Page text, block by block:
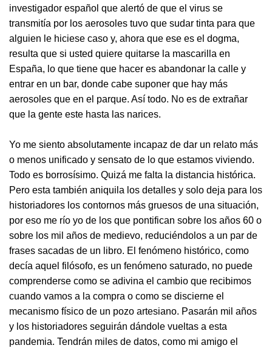
investigador español que alertó de que el virus se
transmitía por los aerosoles tuvo que sudar tinta para que
alguien le hiciese caso y, ahora que ese es el dogma,
resulta que si usted quiere quitarse la mascarilla en
España, lo que tiene que hacer es abandonar la calle y
entrar en un bar, donde cabe suponer que hay más
aerosoles que en el parque. Así todo. No es de extrañar
que la gente este hasta las narices.
Yo me siento absolutamente incapaz de dar un relato más
o menos unificado y sensato de lo que estamos viviendo.
Todo es borrosísimo. Quizá me falta la distancia histórica.
Pero esta también aniquila los detalles y solo deja para los
historiadores los contornos más gruesos de una situación,
por eso me río yo de los que pontifican sobre los años 60 o
sobre los mil años de medievo, reduciéndolos a un par de
frases sacadas de un libro. El fenómeno histórico, como
decía aquel filósofo, es un fenómeno saturado, no puede
comprenderse como se adivina el cambio que recibimos
cuando vamos a la compra o como se discierne el
mecanismo físico de un pozo artesiano. Pasarán mil años
y los historiadores seguirán dándole vueltas a esta
pandemia. Tendrán miles de datos, como mi amigo el